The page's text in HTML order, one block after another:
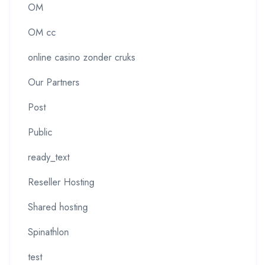
OM
OM cc
online casino zonder cruks
Our Partners
Post
Public
ready_text
Reseller Hosting
Shared hosting
Spinathlon
test